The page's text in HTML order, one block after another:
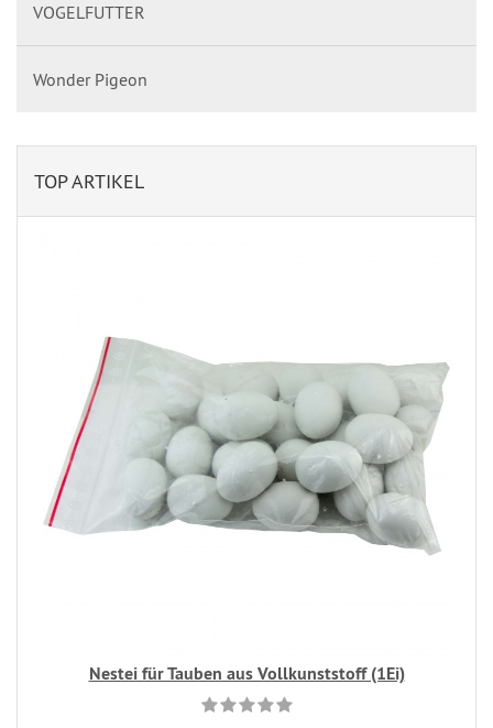
VOGELFUTTER
Wonder Pigeon
TOP ARTIKEL
Nestei für Tauben aus Vollkunststoff (1Ei)